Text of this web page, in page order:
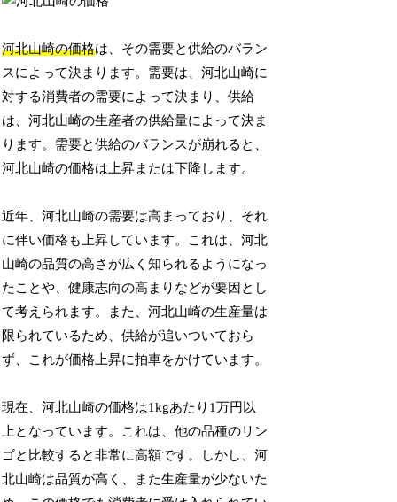
河北山崎の価格は、その需要と供給のバラン
スによって決まります。需要は、河北山崎に
対する消費者の需要によって決まり、供給
は、河北山崎の生産者の供給量によって決ま
ります。需要と供給のバランスが崩れると、
河北山崎の価格は上昇または下降します。
近年、河北山崎の需要は高まっており、それ
に伴い価格も上昇しています。これは、河北
山崎の品質の高さが広く知られるようになっ
たことや、健康志向の高まりなどが要因とし
て考えられます。また、河北山崎の生産量は
限られているため、供給が追いついておら
ず、これが価格上昇に拍車をかけています。
現在、河北山崎の価格は1kgあたり1万円以
上となっています。これは、他の品種のリン
ゴと比較すると非常に高額です。しかし、河
北山崎は品質が高く、また生産量が少ないた